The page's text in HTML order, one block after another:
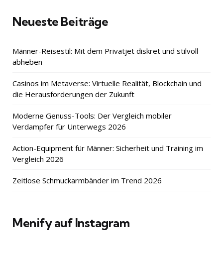
Neueste Beiträge
Männer-Reisestil: Mit dem Privatjet diskret und stilvoll
abheben
Casinos im Metaverse: Virtuelle Realität, Blockchain und
die Herausforderungen der Zukunft
Moderne Genuss-Tools: Der Vergleich mobiler
Verdampfer für Unterwegs 2026
Action-Equipment für Männer: Sicherheit und Training im
Vergleich 2026
Zeitlose Schmuckarmbänder im Trend 2026
Menify auf Instagram